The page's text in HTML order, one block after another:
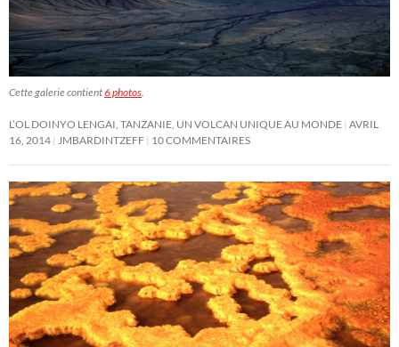
Cette galerie contient6 photos
L’OL DOINYO LENGAI, TANZANIE, UN VOLCAN UNIQUE AU MONDE AVRIL
16, 2014
JMBARDINTZEFF 10 COMMENTAIRES